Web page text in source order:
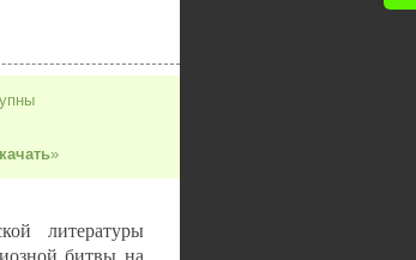
»
литературы